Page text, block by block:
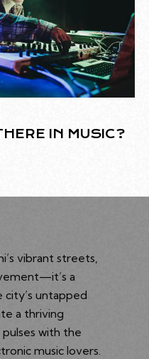
IN MUSIC?
vibrant streets,
a
city’s untapped
a thriving
with the
music lovers.